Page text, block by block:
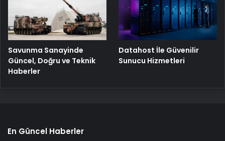
Savunma Sanayinde
Güncel, Doğru ve Teknik
Haberler
Datahost İle Güvenilir
Sunucu Hizmetleri
En Güncel Haberler